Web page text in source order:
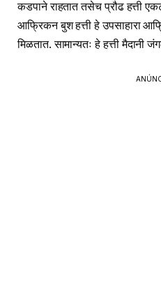
कडपाने राहतात तसेच प्रौढ हत्ती
आफ्रिकन बुश हत्ती हे उपसाहारा
मिळतात. सामान्यतः हे हत्ती मैदानी